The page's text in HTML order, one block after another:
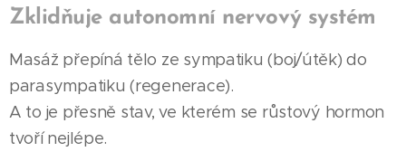
Zklidňuje autonomní nervový systém
Masáž přepíná tělo ze sympatiku (boj/útěk) do
parasympatiku (regenerace).
A to je přesně stav, ve kterém se růstový hormon
tvoří nejlépe.